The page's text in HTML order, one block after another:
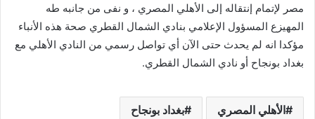
مصر لإتمام إنتقاله إلى الأهلي المصري ، و نفى من جانبه طه
المهيزع المسؤول الإعلامي بنادي الشمال القطري صحة هذه الأنباء
مؤكدا انه لم يحدث حتى الآن أي تواصل رسمي من النادي الأهلي مع
بغداد بونجاح أو نادي الشمال القطري.
الأهلي المصري بغداد بونجاح